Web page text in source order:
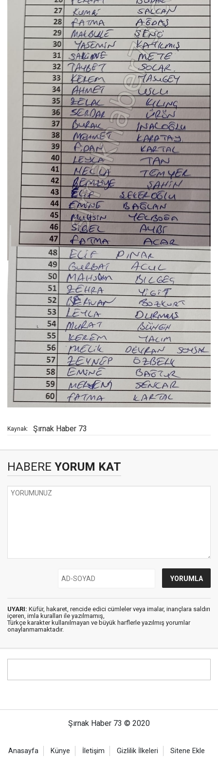
Kaynak: Şırnak Haber 73
HABERE YORUM KAT
UYARI: Küfür, hakaret, rencide edici cümleler veya imalar, inançlara saldırı
içeren, imla kuralları ile yazılmamış,
Türkçe karakter kullanılmayan ve büyük harflerle yazılmış yorumlar
onaylanmamaktadır.
Şırnak Haber 73 © 2020
Anasayfa Künye İletişim Gizlilik İlkeleri Sitene Ekle